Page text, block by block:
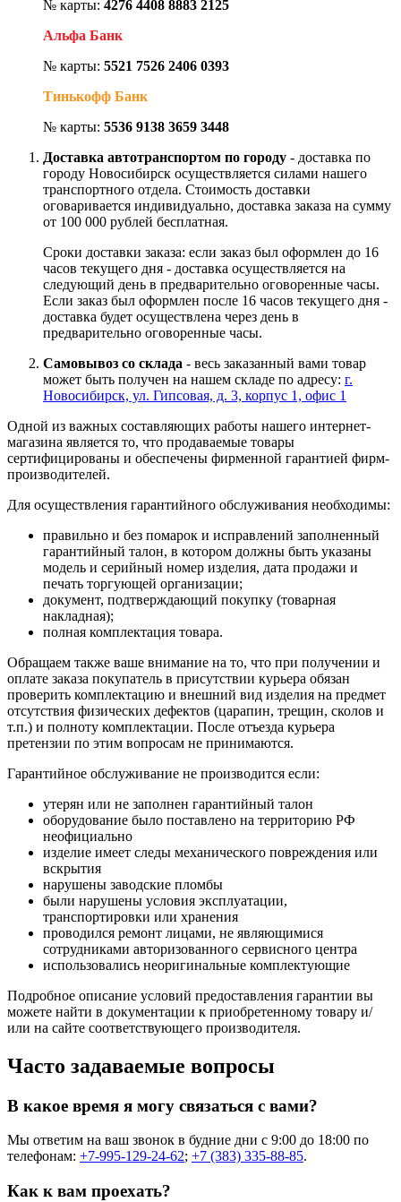
№ карты: 4276 4408 8883 2125
Альфа Банк
№ карты: 5521 7526 2406 0393
Тинькофф Банк
№ карты: 5536 9138 3659 3448
Доставка автотранспортом по городу - доставка по
городу Новосибирск осуществляется силами нашего
транспортного отдела. Стоимость доставки
оговаривается индивидуально, доставка заказа на сумму
от 100 000 рублей бесплатная.
Сроки доставки заказа: если заказ был оформлен до 16
часов текущего дня - доставка осуществляется на
следующий день в предварительно оговоренные часы.
Если заказ был оформлен после 16 часов текущего дня -
доставка будет осуществлена через день в
предварительно оговоренные часы.
Самовывоз со склада - весь заказанный вами товар
может быть получен на нашем складе по адресу: г.
Новосибирск, ул. Гипсовая, д. 3, корпус 1, офис 1
Одной из важных составляющих работы нашего интернет-
магазина является то, что продаваемые товары
сертифицированы и обеспечены фирменной гарантией фирм-
производителей.
Для осуществления гарантийного обслуживания необходимы:
правильно и без помарок и исправлений заполненный
гарантийный талон, в котором должны быть указаны
модель и серийный номер изделия, дата продажи и
печать торгующей организации;
документ, подтверждающий покупку (товарная
накладная);
полная комплектация товара.
Обращаем также ваше внимание на то, что при получении и
оплате заказа покупатель в присутствии курьера обязан
проверить комплектацию и внешний вид изделия на предмет
отсутствия физических дефектов (царапин, трещин, сколов и
т.п.) и полноту комплектации. После отъезда курьера
претензии по этим вопросам не принимаются.
Гарантийное обслуживание не производится если:
утерян или не заполнен гарантийный талон
оборудование было поставлено на территорию РФ
неофициально
изделие имеет следы механического повреждения или
вскрытия
нарушены заводские пломбы
были нарушены условия эксплуатации,
транспортировки или хранения
проводился ремонт лицами, не являющимися
сотрудниками авторизованного сервисного центра
использовались неоригинальные комплектующие
Подробное описание условий предоставления гарантии вы
можете найти в документации к приобретенному товару и/
или на сайте соответствующего производителя.
Часто задаваемые вопросы
В какое время я могу связаться с вами?
Мы ответим на ваш звонок в будние дни с 9:00 до 18:00 по
телефонам: +7-995-129-24-62; +7 (383) 335-88-85.
Как к вам проехать?